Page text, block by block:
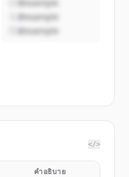
@example
@example
@example
</>
คำอธิบาย